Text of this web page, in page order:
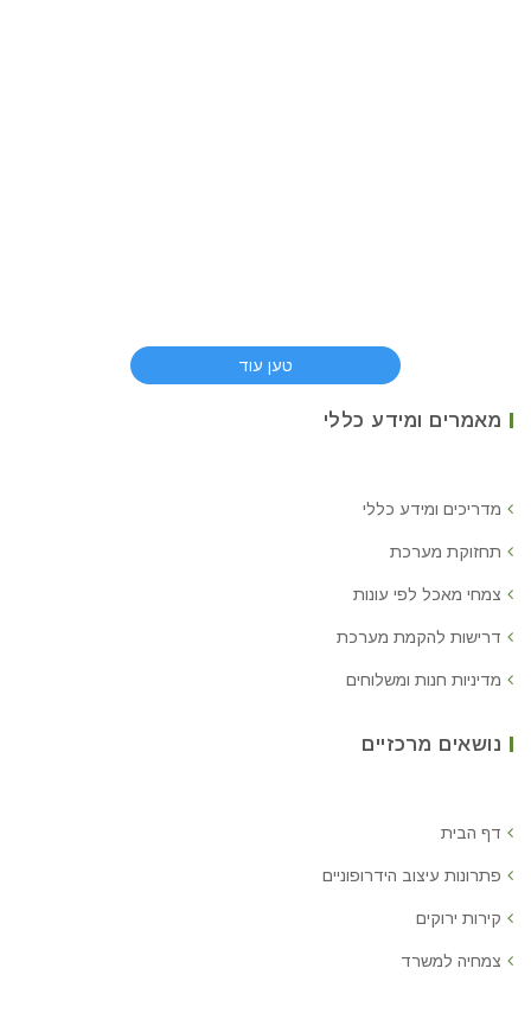
טען עוד
מאמרים ומידע כללי
מדריכים ומידע כללי
תחזוקת מערכת
צמחי מאכל לפי עונות
דרישות להקמת מערכת
מדיניות חנות ומשלוחים
נושאים מרכזיים
דף הבית
פתרונות עיצוב הידרופוניים
קירות ירוקים
צמחיה למשרד